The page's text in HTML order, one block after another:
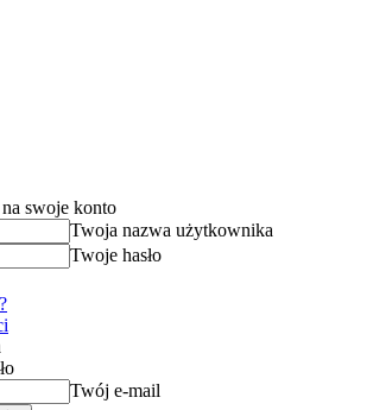
swoje konto
Twoja nazwa użytkownika
Twoje hasło
Twój e-mail